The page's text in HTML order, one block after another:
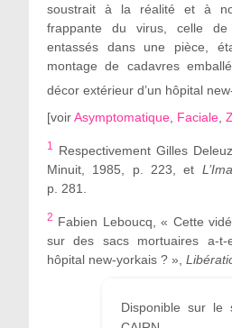
soustrait à la réalité et à
frappante du virus, celle de
entassés dans une pièce,
montage de cadavres
décor extérieur d’un hôpital
[voirAsymptomatique, Faciale,
1 Respectivement Gilles
Minuit, 1985, p. 223, et
p. 281.
2 Fabien Leboucq, « Cette
sur des sacs mortuaires a-
hôpital new-yorkais ? »,
Disponible sur le